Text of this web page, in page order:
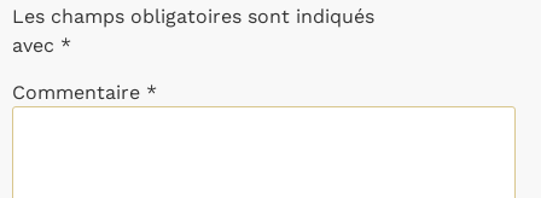
Les champs obligatoires sont indiqués
avec *
Commentaire *